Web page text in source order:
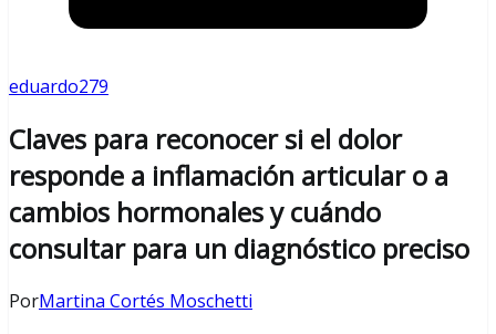
eduardo279
Claves para reconocer si el dolor
responde a inflamación articular o a
cambios hormonales y cuándo
consultar para un diagnóstico preciso
PorMartina Cortés Moschetti